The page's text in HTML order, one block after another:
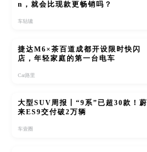
n，就会比现款更畅销吗？
车轱辘
捷达M6×茶百道成都开设限时快闪
店，年轻家庭的第一台电车
Car路里
大型SUV周报丨“9系”已超30款！蔚
来ES9交付破2万辆
车壹圈